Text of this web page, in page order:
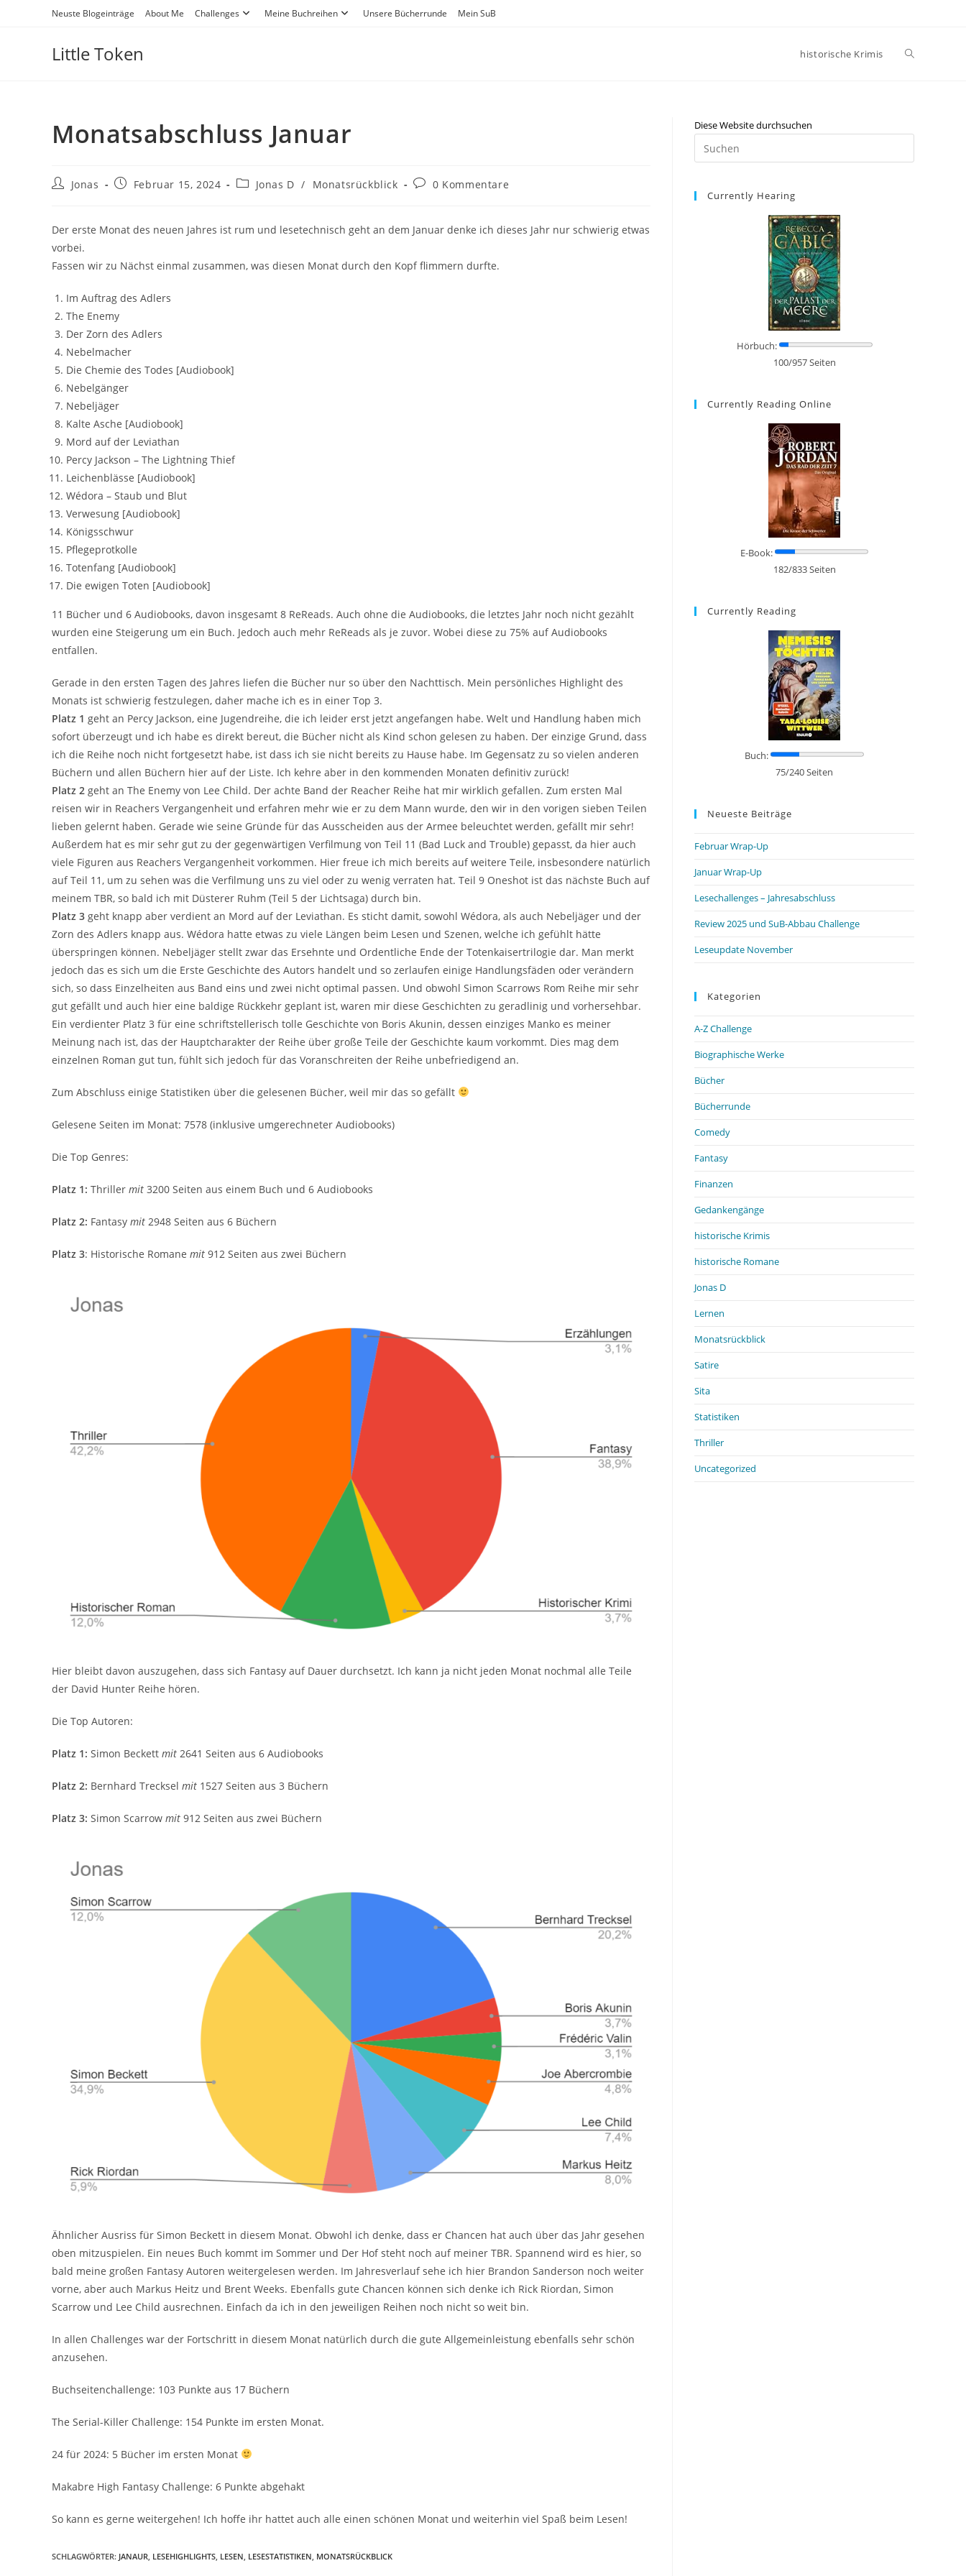
Neuste Blogeinträge About Me Challenges Meine Buchreihen Unsere Bücherrunde Mein SuB
Little Token historische Krimis
Monatsabschluss Januar
Jonas Februar 15, 2024 Jonas D / Monatsrückblick 0 Kommentare
Der erste Monat des neuen Jahres ist rum und lesetechnisch geht an dem Januar denke ich dieses Jahr nur schwierig etwas
vorbei.
Fassen wir zu Nächst einmal zusammen, was diesen Monat durch den Kopf flimmern durfte.
Im Auftrag des Adlers
The Enemy
Der Zorn des Adlers
Nebelmacher
Die Chemie des Todes [Audiobook]
Nebelgänger
Nebeljäger
Kalte Asche [Audiobook]
Mord auf der Leviathan
Percy Jackson – The Lightning Thief
Leichenblässe [Audiobook]
Wédora – Staub und Blut
Verwesung [Audiobook]
Königsschwur
Pflegeprotkolle
Totenfang [Audiobook]
Die ewigen Toten [Audiobook]
11 Bücher und 6 Audiobooks, davon insgesamt 8 ReReads. Auch ohne die Audiobooks, die letztes Jahr noch nicht gezählt
wurden eine Steigerung um ein Buch. Jedoch auch mehr ReReads als je zuvor. Wobei diese zu 75% auf Audiobooks
entfallen.
Gerade in den ersten Tagen des Jahres liefen die Bücher nur so über den Nachttisch. Mein persönliches Highlight des
Monats ist schwierig festzulegen, daher mache ich es in einer Top 3.
Platz 1 geht an Percy Jackson, eine Jugendreihe, die ich leider erst jetzt angefangen habe. Welt und Handlung haben mich
sofort überzeugt und ich habe es direkt bereut, die Bücher nicht als Kind schon gelesen zu haben. Der einzige Grund, dass
ich die Reihe noch nicht fortgesetzt habe, ist dass ich sie nicht bereits zu Hause habe. Im Gegensatz zu so vielen anderen
Büchern und allen Büchern hier auf der Liste. Ich kehre aber in den kommenden Monaten definitiv zurück!
Platz 2 geht an The Enemy von Lee Child. Der achte Band der Reacher Reihe hat mir wirklich gefallen. Zum ersten Mal
reisen wir in Reachers Vergangenheit und erfahren mehr wie er zu dem Mann wurde, den wir in den vorigen sieben Teilen
lieben gelernt haben. Gerade wie seine Gründe für das Ausscheiden aus der Armee beleuchtet werden, gefällt mir sehr!
Außerdem hat es mir sehr gut zu der gegenwärtigen Verfilmung von Teil 11 (Bad Luck and Trouble) gepasst, da hier auch
viele Figuren aus Reachers Vergangenheit vorkommen. Hier freue ich mich bereits auf weitere Teile, insbesondere natürlich
auf Teil 11, um zu sehen was die Verfilmung uns zu viel oder zu wenig verraten hat. Teil 9 Oneshot ist das nächste Buch auf
meinem TBR, so bald ich mit Düsterer Ruhm (Teil 5 der Lichtsaga) durch bin.
Platz 3 geht knapp aber verdient an Mord auf der Leviathan. Es sticht damit, sowohl Wédora, als auch Nebeljäger und der
Zorn des Adlers knapp aus. Wédora hatte etwas zu viele Längen beim Lesen und Szenen, welche ich gefühlt hätte
überspringen können. Nebeljäger stellt zwar das Ersehnte und Ordentliche Ende der Totenkaisertrilogie dar. Man merkt
jedoch das es sich um die Erste Geschichte des Autors handelt und so zerlaufen einige Handlungsfäden oder verändern
sich, so dass Einzelheiten aus Band eins und zwei nicht optimal passen. Und obwohl Simon Scarrows Rom Reihe mir sehr
gut gefällt und auch hier eine baldige Rückkehr geplant ist, waren mir diese Geschichten zu geradlinig und vorhersehbar.
Ein verdienter Platz 3 für eine schriftstellerisch tolle Geschichte von Boris Akunin, dessen einziges Manko es meiner
Meinung nach ist, das der Hauptcharakter der Reihe über große Teile der Geschichte kaum vorkommt. Dies mag dem
einzelnen Roman gut tun, fühlt sich jedoch für das Voranschreiten der Reihe unbefriedigend an.
Zum Abschluss einige Statistiken über die gelesenen Bücher, weil mir das so gefällt
Gelesene Seiten im Monat: 7578 (inklusive umgerechneter Audiobooks)
Die Top Genres:
Platz 1: Thriller mit 3200 Seiten aus einem Buch und 6 Audiobooks
Platz 2: Fantasy mit 2948 Seiten aus 6 Büchern
Platz 3: Historische Romane mit 912 Seiten aus zwei Büchern
Hier bleibt davon auszugehen, dass sich Fantasy auf Dauer durchsetzt. Ich kann ja nicht jeden Monat nochmal alle Teile
der David Hunter Reihe hören.
Die Top Autoren:
Platz 1: Simon Beckett mit 2641 Seiten aus 6 Audiobooks
Platz 2: Bernhard Trecksel mit 1527 Seiten aus 3 Büchern
Platz 3: Simon Scarrow mit 912 Seiten aus zwei Büchern
Ähnlicher Ausriss für Simon Beckett in diesem Monat. Obwohl ich denke, dass er Chancen hat auch über das Jahr gesehen
oben mitzuspielen. Ein neues Buch kommt im Sommer und Der Hof steht noch auf meiner TBR. Spannend wird es hier, so
bald meine großen Fantasy Autoren weitergelesen werden. Im Jahresverlauf sehe ich hier Brandon Sanderson noch weiter
vorne, aber auch Markus Heitz und Brent Weeks. Ebenfalls gute Chancen können sich denke ich Rick Riordan, Simon
Scarrow und Lee Child ausrechnen. Einfach da ich in den jeweiligen Reihen noch nicht so weit bin.
In allen Challenges war der Fortschritt in diesem Monat natürlich durch die gute Allgemeinleistung ebenfalls sehr schön
anzusehen.
Buchseitenchallenge: 103 Punkte aus 17 Büchern
The Serial-Killer Challenge: 154 Punkte im ersten Monat.
24 für 2024: 5 Bücher im ersten Monat
Makabre High Fantasy Challenge: 6 Punkte abgehakt
So kann es gerne weitergehen! Ich hoffe ihr hattet auch alle einen schönen Monat und weiterhin viel Spaß beim Lesen!
SCHLAGWÖRTER: JANAUR LESEHIGHLIGHTS LESEN LESESTATISTIKEN MONATSRÜCKBLICK
Diese Website durchsuchen
Currently Hearing
Hörbuch:
100/957 Seiten
Currently Reading Online
E-Book:
182/833 Seiten
Currently Reading
Buch:
75/240 Seiten
Neueste Beiträge
Februar Wrap-Up
Januar Wrap-Up
Lesechallenges – Jahresabschluss
Review 2025 und SuB-Abbau Challenge
Leseupdate November
Kategorien
A-Z Challenge
Biographische Werke
Bücher
Bücherrunde
Comedy
Fantasy
Finanzen
Gedankengänge
historische Krimis
historische Romane
Jonas D
Lernen
Monatsrückblick
Satire
Sita
Statistiken
Thriller
Uncategorized